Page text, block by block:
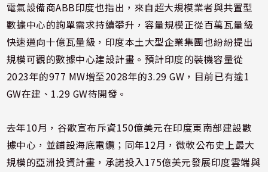
電氣設備商ABB印度也指出，來自超大規模業者與共置型
數據中心的詢單需求持續攀升，容量規模正從百萬瓦量級
快速邁向十億瓦量級，印度本土大型企業集團也紛紛提出
規模可觀的數據中心建設計畫。預計印度的裝機容量從
2023年的977 MW增至2028年的3.29 GW，目前已有逾1
GW在建、1.29 GW待開發。
去年10月，谷歌宣布斥資150億美元在印度東南部建設數
據中心，並鋪設海底電纜；同年12月，微軟公布史上最大
規模的亞洲投資計畫，承諾投入175億美元發展印度雲端與